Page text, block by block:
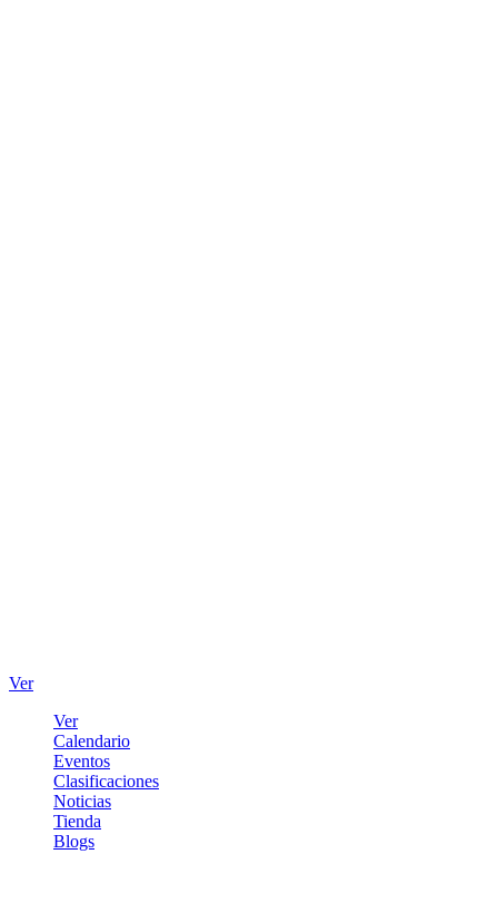
Ver
Ver
Calendario
Eventos
Clasificaciones
Noticias
Tienda
Blogs